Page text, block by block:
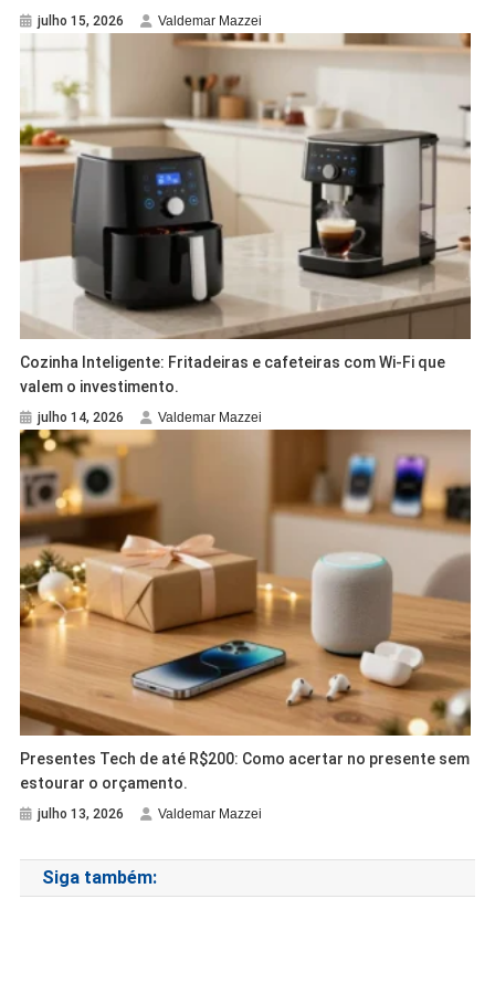
julho 15, 2026 Valdemar Mazzei
Cozinha Inteligente: Fritadeiras e cafeteiras com Wi-Fi que
valem o investimento.
julho 14, 2026 Valdemar Mazzei
Presentes Tech de até R$200: Como acertar no presente sem
estourar o orçamento.
julho 13, 2026 Valdemar Mazzei
Siga também: